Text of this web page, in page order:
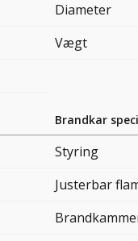
Diameter
Vægt
Brandkar
Styring
Justerbar